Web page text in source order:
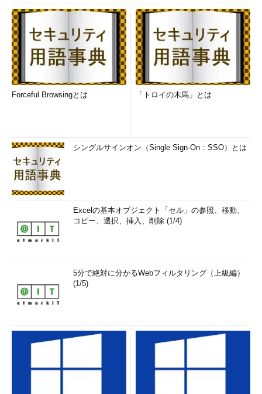
Forceful Browsingとは 「トロイの木馬」とは
シングルサインオン（Single Sign-On：SSO）とは
Excelの基本オブジェクト「セル」の参照、移動、
コピー、選択、挿入、削除 (1/4)
5分で絶対に分かるWebフィルタリング（上級編）
(1/5)